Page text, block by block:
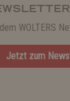
WOLTERS
Jetzt zum